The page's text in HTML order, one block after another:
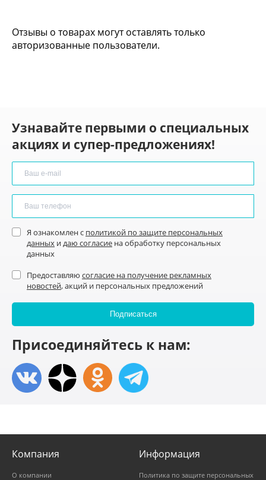
Отзывы о товарах могут оставлять только
авторизованные пользователи.
Узнавайте первыми о специальных
акциях и супер-предложениях!
Я ознакомлен с политикой по защите персональных
данных идаю согласие на обработку персональных
данных
Предоставляю согласие на получение рекламных
новостей, акций и персональных предложений
Присоединяйтесь к нам:
Компания
О компании
Информация
Политика по защите персональных